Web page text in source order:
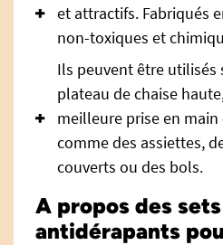
et attractifs. Fabriqués
non-toxiques et
Ils peuvent être utilisés
plateau de chaise
meilleure prise en
comme des assiettes,
couverts ou des bols.
A propos des
antidérapants